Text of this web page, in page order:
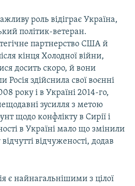
роль відіграє Україна,
політик-ветеран.
партнерство США й
кінця Холодної війни,
досить скоро, й вони
Росія здійснила свої воєнні
року і в Україні 2014-го,
зусилля з метою
щодо конфлікту в Сирії і
в Україні мало що змінили
відчуженості, додав
є найнагальнішими з цілої